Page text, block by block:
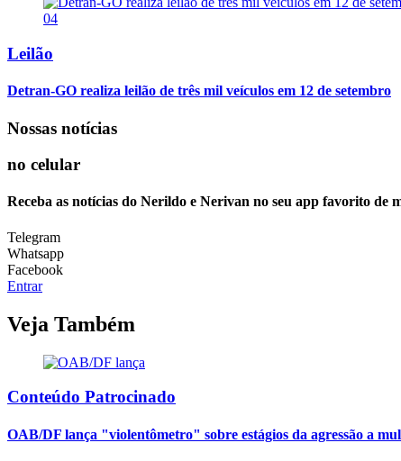
04
Leilão
Detran-GO realiza leilão de três mil veículos em 12 de setembro
Nossas notícias
no celular
Receba as notícias do Nerildo e Nerivan no seu app favorito de
Telegram
Whatsapp
Facebook
Entrar
Veja Também
Conteúdo Patrocinado
OAB/DF lança "violentômetro" sobre estágios da agressão a